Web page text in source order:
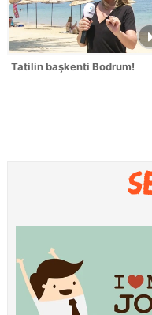
Tatilin başkenti Bodrum!